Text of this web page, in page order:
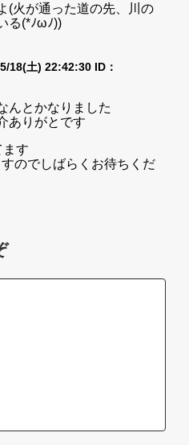
(火が通った道の先、川の
る(*ﾉωﾉ))
18(土) 22:42:30 ID：
んとかなりました
ありがとです
ます
のでしばらくお待ちくだ